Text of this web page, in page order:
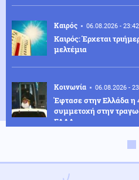
Καιρός 06.08.2026 - 23:42
Καιρός: Έρχεται
μελτέμια
Κοινωνία 06.08.2026 -
Έφτασε στην Ελλάδα η
συμμετοχή στην
ΓΑΔΑ
ΗΠΑ: Στήριξη στην
επίθεση στον Σάντσεθ